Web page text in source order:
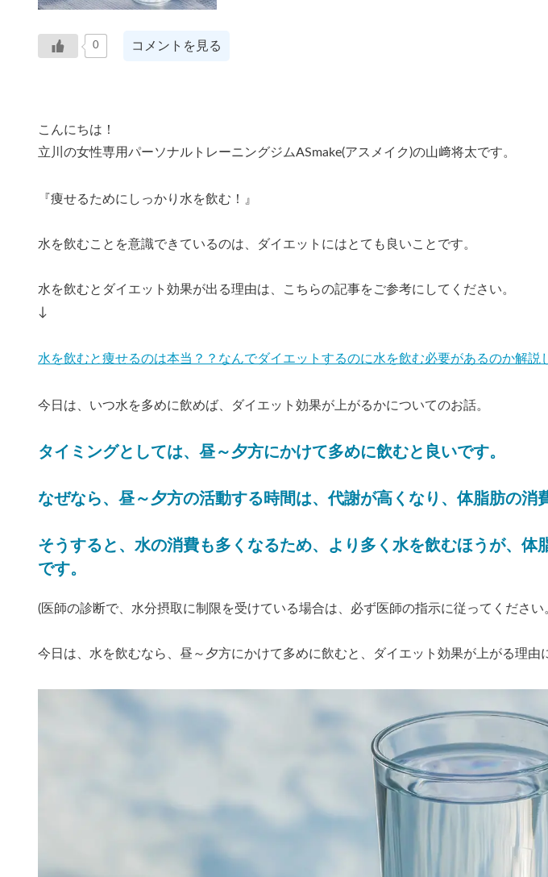
0 コメントを見る
こんにちは！
立川の女性専用パーソナルトレーニングジムASmake(アスメイク)の山﨑将太です。
『痩せるためにしっかり水を飲む！』
水を飲むことを意識できているのは、ダイエットにはとても良いことです。
水を飲むとダイエット効果が出る理由は、こちらの記事をご参考にしてください。
↓
水を飲むと痩せるのは本当？？なんでダイエットするのに水を飲む必要があるのか解説
今日は、いつ水を多めに飲めば、ダイエット効果が上がるかについてのお話。
タイミングとしては、昼～夕方にかけて多めに飲むと良いです。
なぜなら、昼～夕方の活動する時間は、代謝が高くなり、体脂肪の消
そうすると、水の消費も多くなるため、より多く水を飲むほうが、体
です。
(医師の診断で、水分摂取に制限を受けている場合は、必ず医師の指示に従ってください
今日は、水を飲むなら、昼～夕方にかけて多めに飲むと、ダイエット効果が上がる理由